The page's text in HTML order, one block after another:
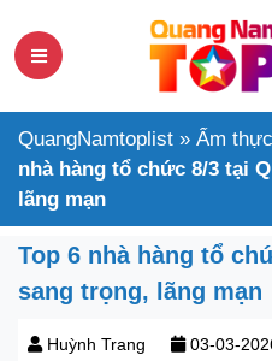
QuangNamtoplist » Ẩm
nhà hàng tổ chức 8/3 tại
lãng mạn
Top 6 nhà hàng tổ
sang trọng, lãng mạn
Huỳnh Trang 03-03-